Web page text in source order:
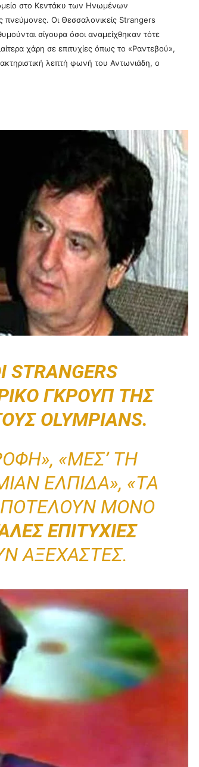
στο Κεντάκυ των Ηνωμένων
πνεύμονες. Οι Θεσσαλονικείς Strangers
σίγουρα όσοι αναμείχθηκαν τότε
χάρη σε επιτυχίες όπως το «Ραντεβού»,
λεπτή φωνή του Αντωνιάδη, ο
STRANGERS
ΓΚΡΟΥΠ ΤΗΣ
OLYMPIANS.
«ΜΕΣ’ ΤΗ
ΕΛΠΊΔΑ», «ΤΑ
ΑΠΟΤΕΛΟΎΝ ΜΌΝΟ
ΕΠΙΤΥΧΊΕΣ
ΑΞΈΧΑΣΤΕΣ.